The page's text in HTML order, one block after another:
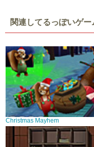
関連してるっぽいゲー
Christmas Mayhem